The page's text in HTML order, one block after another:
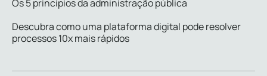
Os 5 princípios da administração pública
Descubra como uma plataforma digital pode resolver
processos 10x mais rápidos